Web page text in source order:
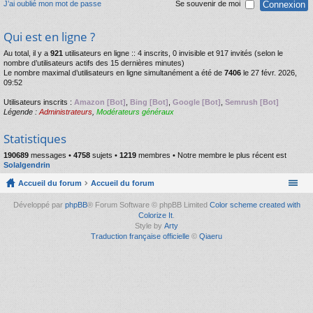
J’ai oublié mon mot de passe Se souvenir de moi
Qui est en ligne ?
Au total, il y a 921 utilisateurs en ligne :: 4 inscrits, 0 invisible et 917 invités (selon le
nombre d’utilisateurs actifs des 15 dernières minutes)
Le nombre maximal d’utilisateurs en ligne simultanément a été de 7406 le 27 févr. 2026,
09:52
Utilisateurs inscrits : Amazon [Bot] Bing [Bot] Google [Bot] Semrush [Bot]
Légende : Administrateurs Modérateurs généraux
Statistiques
190689 messages • 4758 sujets • 1219 membres • Notre membre le plus récent est
Solalgendrin
Accueil du forum Accueil du forum
Développé par phpBB® Forum Software © phpBB Limited Color scheme created with
Colorize It.
Style by Arty
Traduction française officielle © Qiaeru